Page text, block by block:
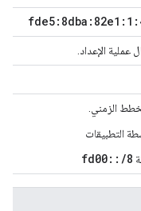
عملية الإعداد.
الزمني.
التطبيقات
fd00::/8